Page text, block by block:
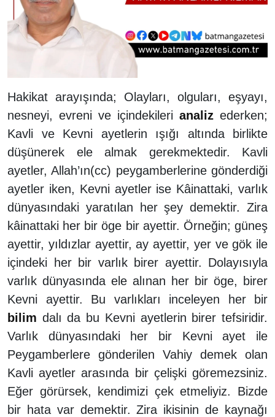
Hakikat arayışında; Olayları, olguları, eşyayı,
nesneyi, evreni ve içindekileri analiz ederken;
Kavli ve Kevni ayetlerin ışığı altında birlikte
düşünerek ele almak gerekmektedir. Kavli
ayetler, Allah’ın(cc) peygamberlerine gönderdiği
ayetler iken, Kevni ayetler ise Kâinattaki, varlık
dünyasındaki yaratılan her şey demektir. Zira
kâinattaki her bir öge bir ayettir. Örneğin; güneş
ayettir, yıldızlar ayettir, ay ayettir, yer ve gök ile
içindeki her bir varlık birer ayettir. Dolayısıyla
varlık dünyasında ele alınan her bir öge, birer
Kevni ayettir. Bu varlıkları inceleyen her bir
bilim dalı da bu Kevni ayetlerin birer tefsiridir.
Varlık dünyasındaki her bir Kevni ayet ile
Peygamberlere gönderilen Vahiy demek olan
Kavli ayetler arasında bir çelişki göremezsiniz.
Eğer görürsek, kendimizi çek etmeliyiz. Bizde
bir hata var demektir. Zira ikisinin de kaynağı